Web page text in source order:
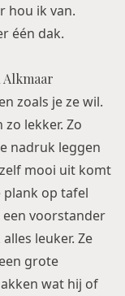
hou ik van.
één dak.
zoals je ze wil.
lekker. Zo
nadruk leggen
mooi uit komt
plank op tafel
een voorstander
leuker. Ze
grote
wat hij of